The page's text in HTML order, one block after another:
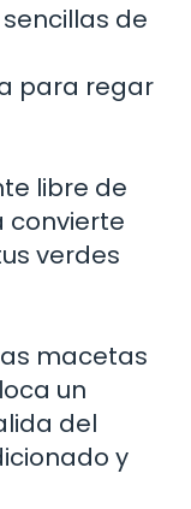
de
para regar
libre de
convierte
verdes
macetas
un
del
y